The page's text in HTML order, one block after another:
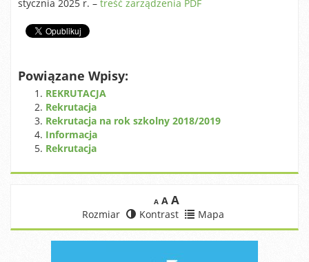
stycznia 2025 r. – treść zarządzenia PDF
Powiązane Wpisy:
REKRUTACJA
Rekrutacja
Rekrutacja na rok szkolny 2018/2019
Informacja
Rekrutacja
A A A
Rozmiar Kontrast Mapa